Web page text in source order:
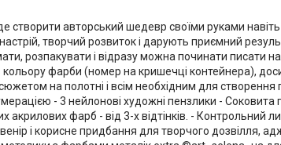
авторський шедевр своїми руками
творчий розвиток і дарують приємний
розпакувати і відразу можна починати писати
фарби (номер на кришечці контейнера),
на полотні і всім необхідним для створення
- 3 нейлонові художні пензлики - Соковита
акрилових фарб - від 3-х відтінків. - Контрольний
і корисне придбання для творчого дозвілля,